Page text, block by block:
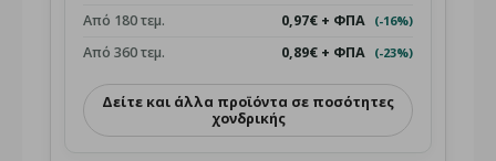
Από 180 τεμ. 0,97€ + ΦΠΑ (-16%)
Από 360 τεμ. 0,89€ + ΦΠΑ (-23%)
Δείτε και άλλα προϊόντα σε ποσότητες
χονδρικής